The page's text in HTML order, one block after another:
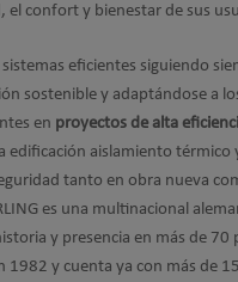
el confort y bienestar de sus
eficientes siguiendo
sostenible y adaptándose a
en proyectos de alta
edificación aislamiento térmico
tanto en obra nueva
es una multinacional
y presencia en más de 70
1982 y cuenta ya con más de